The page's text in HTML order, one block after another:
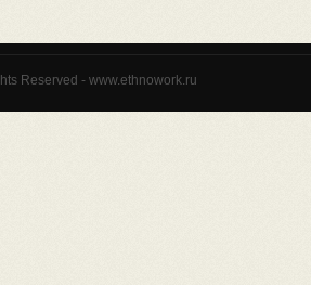
Reserved - www.ethnowork.ru